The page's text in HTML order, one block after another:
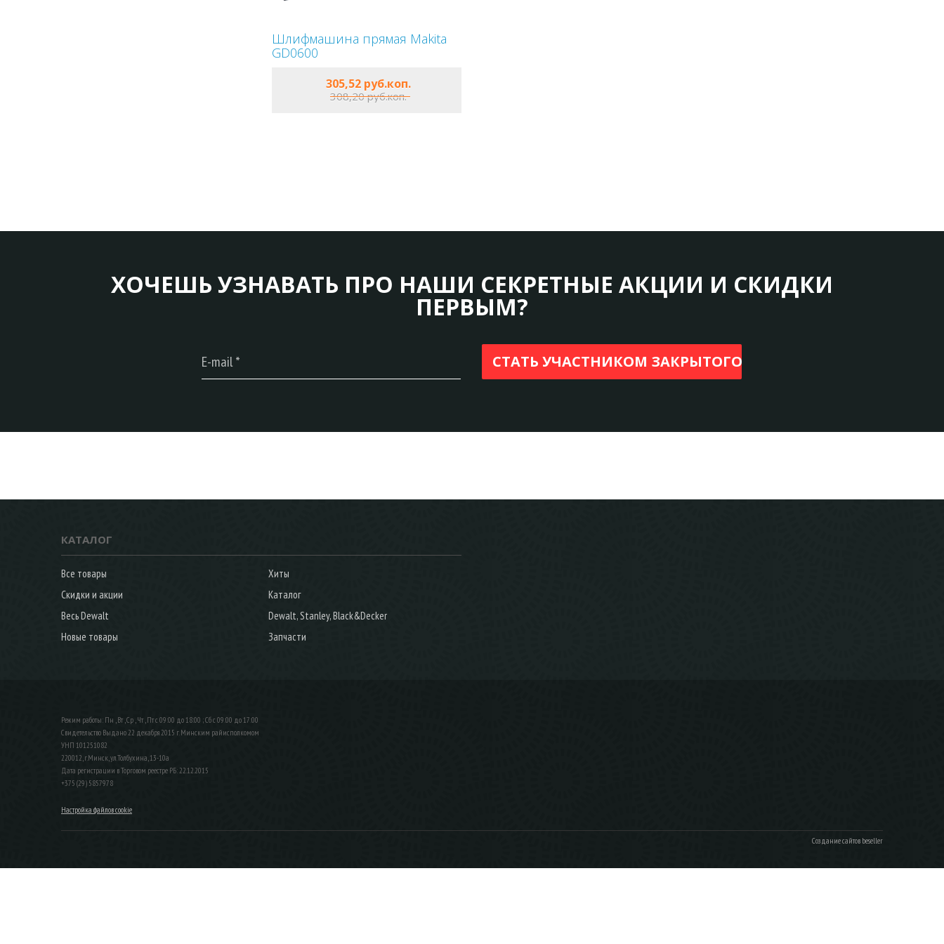
Шлифмашина прямая Makita
GD0600
305,52 руб.коп.
308,20 руб.коп.
В КОРЗИНУ
ОФОРМИТЬ
ХОЧЕШЬ УЗНАВАТЬ ПРО НАШИ СЕКРЕТНЫЕ АКЦИИ И СКИДКИ
ПЕРВЫМ?
КАТАЛОГ
Все товары
Хиты
Скидки и акции
Каталог
Весь Dewalt
Dewalt, Stanley, Black&Decker
Новые товары
Запчасти
Режим работы: Пн , Вт , Ср , Чт , Пт c 09:00 до 18:00 ; Сб c 09:00 до 17:00
Свидетельство Выдано 22 декабря 2015 г. Минским райисполкомом
УНП 101251082
220012, г.Минск, ул.Толбухина, 13-10а
Дата регистрации в Торговом реестре РБ: 22.12.2015
+375 (29) 5857978
Настройка файлов cookie
Создание сайтов beseller